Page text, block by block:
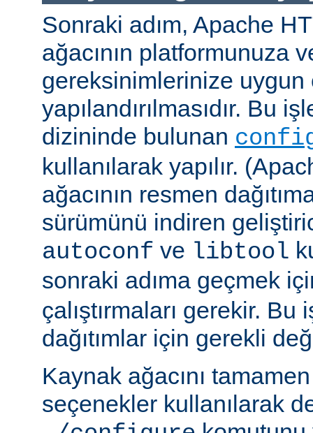
Sonraki adım, Apache
ağacının platformunuza
gereksinimlerinize uygun
yapılandırılmasıdır. Bu
dizininde bulunan
kullanılarak yapılır.
ağacının resmen
sürümünü indiren
autoconf ve libtool
sonraki adıma geçmek
çalıştırmaları gerekir. Bu
dağıtımlar için gerekli
Kaynak ağacını tamamen
seçenekler kullanılarak